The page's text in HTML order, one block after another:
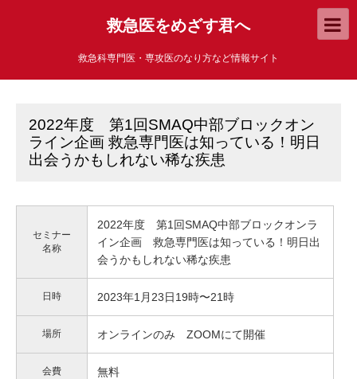
救急医をめざす君へ
救急科専門医・専攻医のなり方など情報サイト
2022年度 第1回SMAQ中部ブロックオン
ライン企画 救急専門医は知っている！明日
出会うかもしれない稀な疾患
セミナー
名称
2022年度 第1回SMAQ中部ブロックオンラ
イン企画 救急専門医は知っている！明日出
会うかもしれない稀な疾患
日時 2023年1月23日19時〜21時
場所 オンラインのみ ZOOMにて開催
会費 無料